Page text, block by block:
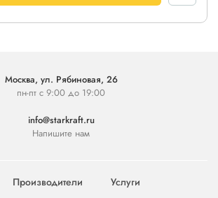
Москва, ул. Рябиновая, 26
пн-пт с 9:00 до 19:00
info@starkraft.ru
Напишите нам
Производители
Услуги